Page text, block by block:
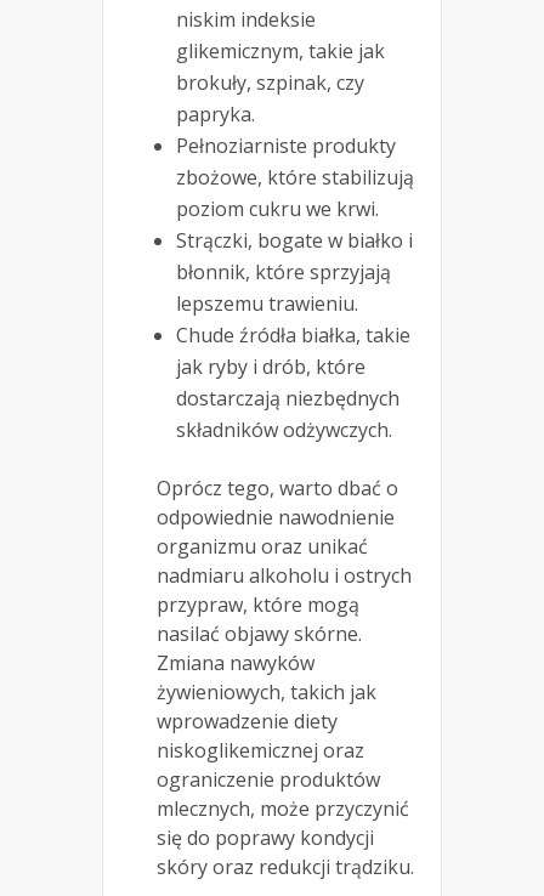
niskim indeksie
glikemicznym, takie jak
brokuły, szpinak, czy
papryka.
Pełnoziarniste produkty
zbożowe, które stabilizują
poziom cukru we krwi.
Strączki, bogate w białko i
błonnik, które sprzyjają
lepszemu trawieniu.
Chude źródła białka, takie
jak ryby i drób, które
dostarczają niezbędnych
składników odżywczych.
Oprócz tego, warto dbać o
odpowiednie nawodnienie
organizmu oraz unikać
nadmiaru alkoholu i ostrych
przypraw, które mogą
nasilać objawy skórne.
Zmiana nawyków
żywieniowych, takich jak
wprowadzenie diety
niskoglikemicznej oraz
ograniczenie produktów
mlecznych, może przyczynić
się do poprawy kondycji
skóry oraz redukcji trądziku.